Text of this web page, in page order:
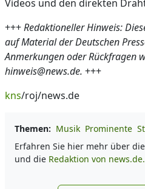
Videos und den direkten
+++Redaktioneller Hinweis:
auf Material der Deutschen
Anmerkungen oder Rückfragen
hinweis@news.de. +++
kns/roj/news.de
Themen: Musik Prominente
Erfahren Sie hier mehr über die
und die Redaktion von news.de.